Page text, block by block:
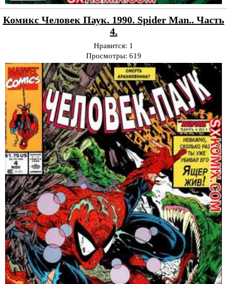
Комикс Человек Паук. 1990. Spider Man.. Часть
4.
Нравится: 1
Просмотры: 619